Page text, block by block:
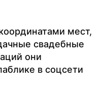
мест,
свадебные
они
в соцсети